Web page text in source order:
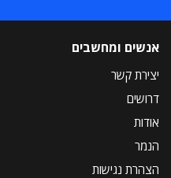
אנשים ומחשבים
יצירת קשר
דרושים
אודות
הנמר
הצהרת נגישות